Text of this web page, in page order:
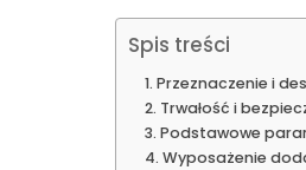
Spis treści
Przeznaczenie i
Trwałość i
Podstawowe
Wyposażenie